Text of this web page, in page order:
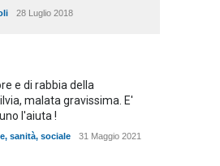
28 Luglio 2018
e di rabbia della
malata gravissima. E'
l'aiuta !
, sanità, sociale 31 Maggio 2021